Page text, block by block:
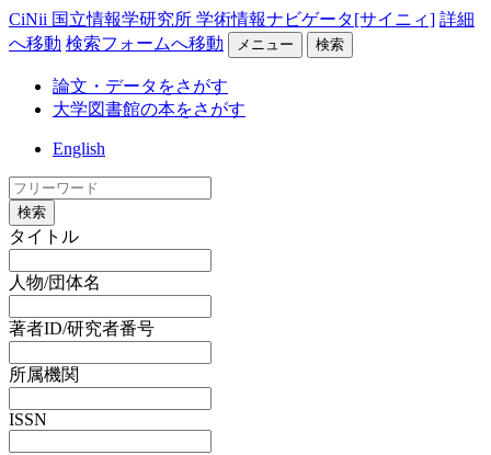
CiNii 国立情報学研究所 学術情報ナビゲータ[サイニィ] 詳細
へ移動 検索フォームへ移動 メニュー 検索
論文・データをさがす
大学図書館の本をさがす
English
検索
タイトル
人物/団体名
著者ID/研究者番号
所属機関
ISSN